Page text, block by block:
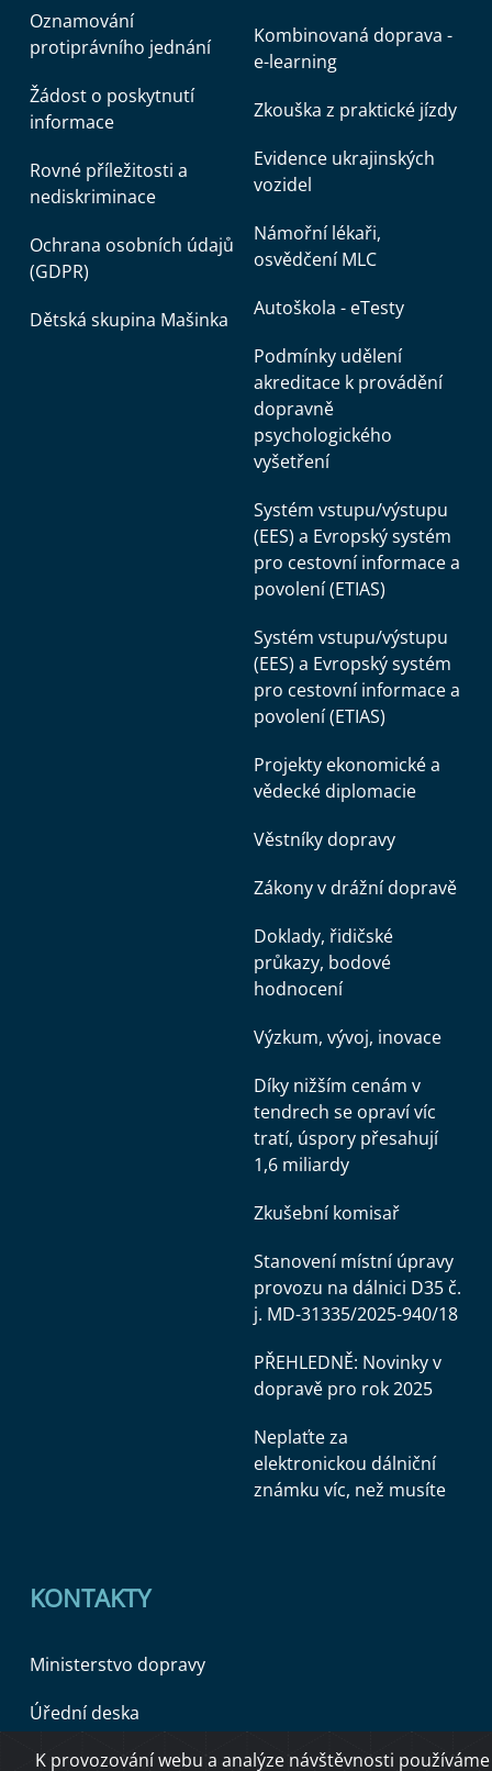
Oznamování
protiprávního jednání
Žádost o poskytnutí
informace
Rovné příležitosti a
nediskriminace
Ochrana osobních údajů
(GDPR)
Dětská skupina Mašinka
Kombinovaná doprava -
e-learning
Zkouška z praktické jízdy
Evidence ukrajinských
vozidel
Námořní lékaři,
osvědčení MLC
Autoškola - eTesty
Podmínky udělení
akreditace k provádění
dopravně
psychologického
vyšetření
Systém vstupu/výstupu
(EES) a Evropský systém
pro cestovní informace a
povolení (ETIAS)
Systém vstupu/výstupu
(EES) a Evropský systém
pro cestovní informace a
povolení (ETIAS)
Projekty ekonomické a
vědecké diplomacie
Věstníky dopravy
Zákony v drážní dopravě
Doklady, řidičské
průkazy, bodové
hodnocení
Výzkum, vývoj, inovace
Díky nižším cenám v
tendrech se opraví víc
tratí, úspory přesahují
1,6 miliardy
Zkušební komisař
Stanovení místní úpravy
provozu na dálnici D35 č.
j. MD-31335/2025-940/18
PŘEHLEDNĚ: Novinky v
dopravě pro rok 2025
Neplaťte za
elektronickou dálniční
známku víc, než musíte
KONTAKTY
Ministerstvo dopravy
Úřední deska
K provozování webu a analýze návštěvnosti používáme